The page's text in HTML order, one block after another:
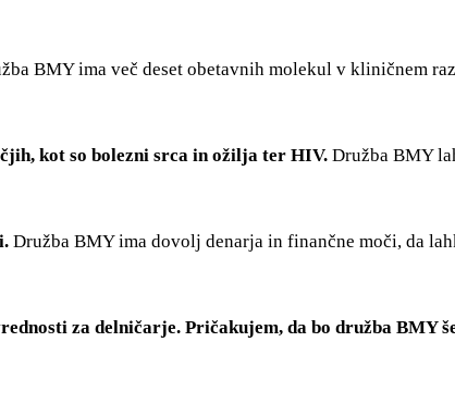
BMY ima več deset obetavnih molekul v kliničnem
kot so bolezni srca in ožilja ter HIV. Družba BMY
Družba BMY ima dovolj denarja in finančne moči, da
za delničarje. Pričakujem, da bo družba BMY